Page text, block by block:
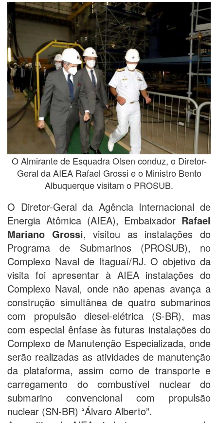
O Almirante de Esquadra Olsen conduz, o Diretor-
Geral da AIEA Rafael Grossi e o Ministro Bento
Albuquerque visitam o PROSUB.
O Diretor-Geral da Agência Internacional de
Energia Atômica (AIEA), Embaixador Rafael
Mariano Grossi, visitou as instalações do
Programa de Submarinos (PROSUB), no
Complexo Naval de Itaguaí/RJ. O objetivo da
visita foi apresentar à AIEA instalações do
Complexo Naval, onde não apenas avança a
construção simultânea de quatro submarinos
com propulsão diesel-elétrica (S-BR), mas
com especial ênfase às futuras instalações do
Complexo de Manutenção Especializada, onde
serão realizadas as atividades de manutenção
da plataforma, assim como de transporte e
carregamento do combustível nuclear do
submarino convencional com propulsão
nuclear (SN-BR) “Álvaro Alberto”.